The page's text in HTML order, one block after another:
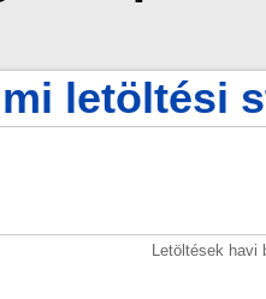
letöltési
Letöltések havi